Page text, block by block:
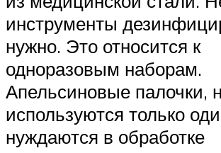
инструменты
нужно. Это относится к
одноразовым наборам.
Апельсиновые палочки,
используются только
нуждаются в обработке